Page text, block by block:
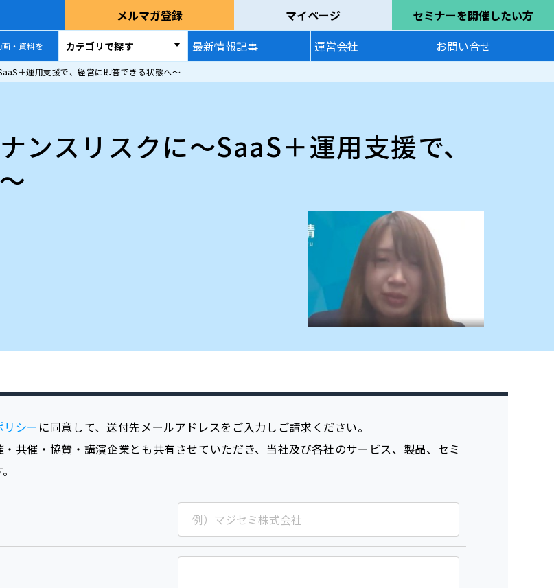
メルマガ登録 マイページ
セミナーを開催したい方
・資料を カテゴリで探す 最新情報記事 運営会社 お問い合せ
＋運用支援で、経営に即答できる状態へ〜
ンスリスクに〜SaaS＋運用支援で、
シー に同意して、送付先メールアドレスをご入力しご請求ください。
共催・協賛・講演企業とも共有させていただき、当社及び各社のサービス、製品、セミ